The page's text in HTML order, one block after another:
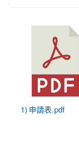
1) 申請表.pdf